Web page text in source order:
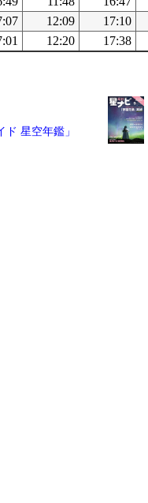
12:09 17:10
12:20 17:38
星空年鑑」